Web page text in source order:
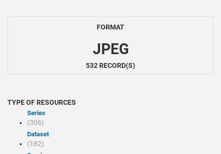
FORMAT
JPEG
532 RECORD(S)
TYPE OF RESOURCES
Series
(306)
Dataset
(182)